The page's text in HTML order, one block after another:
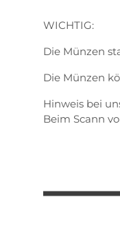
WICHTIG:
Die Münzen
Die Münzen
Hinweis bei
Beim Scann